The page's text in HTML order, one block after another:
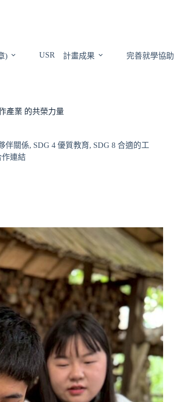
) USR 計畫成果 完善就學協助
產業 的共榮力量
伴關係, SDG 4 優質教育, SDG 8 合適的工
作連結